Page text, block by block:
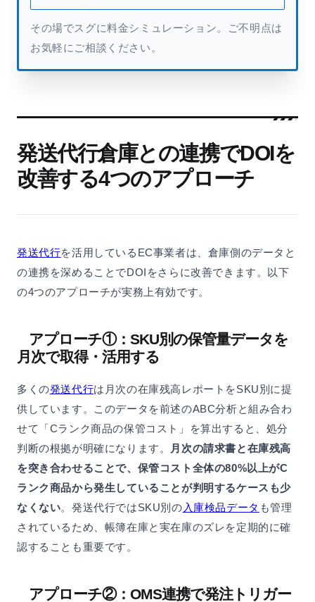
その場でスグに料金シミュレーション。ご不明点は
お気軽にご相談ください。
発送代行倉庫との連携でDOIを
改善する4つのアプローチ
発送代行を活用しているEC事業者は、倉庫側のデータと
の連携を深めることでDOIをさらに改善できます。以下
の4つのアプローチが実務上有効です。
アプローチ①：SKU別の保管量データを
月次で取得・活用する
多くの発送代行は月次の在庫残高レポートをSKU別に提
供しています。このデータを前述のABC分析と組み合わ
せて「Cランク商品の保管コスト」を算出すると、処分
判断の根拠が明確になります。
月次の請求書と在庫残高
を突き合わせることで、保管コスト全体の80%以上がC
ランク商品から発生していることが判明するケースも少
なくない。発送代行ではSKU別の 入庫検品データ も管理
されているため、帳簿在庫と実在庫のズレを定期的に確
認することも重要です。
アプローチ②：OMS連携で発注トリガー